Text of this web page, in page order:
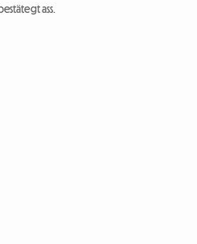
ass.